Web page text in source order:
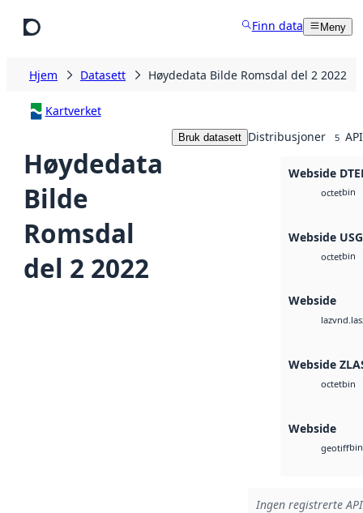
Finn data Meny
Hjem Datasett Høydedata Bilde Romsdal del 2 2022
Kartverket
Høydedata
Bilde
Romsdal
del 2 2022
Bruk datasett Distribusjoner 5
Webside
octetbin
Webside
octetbin
Webside
laz
Webside
octetbin
Webside
geotiffbin
Ingen registrerte